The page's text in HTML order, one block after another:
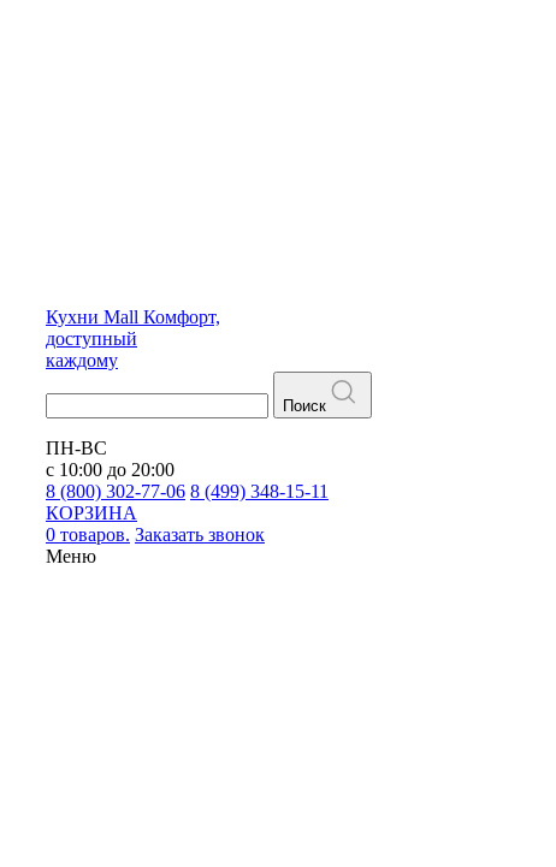
Кухни Mall Комфорт,
доступный
каждому
Поиск
ПН-ВС
с 10:00 до 20:00
8 (800) 302-77-06 8 (499) 348-15-11
КОРЗИНА
0 товаров. Заказать звонок
Меню